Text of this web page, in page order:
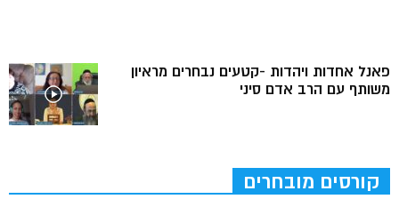
פאנל אחדות ויהדות -קטעים נבחרים מראיון
משותף עם הרב אדם סיני
קורסים מובחרים